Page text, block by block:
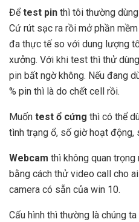
Đểtest pin thì tôi thường
Cứ rút sạc ra rồi mở phần
đa thực tế so với dung lượng
xưởng. Với khi test thì thử
pin bất ngờ không. Nếu đang
% pin thì là do chết cell rồi.
Muốn test ổ cứng thì có thể
tình trạng ổ, số giờ hoạt động,
Webcam thì không quan
bằng cách thử video call cho
camera có sẵn của win 10.
Cấu hình thì thường là chúng